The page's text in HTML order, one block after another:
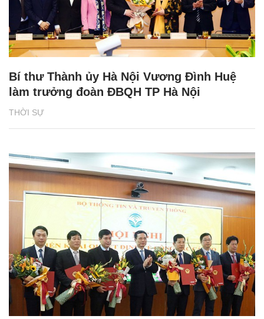
THỜI SỰ
Bí thư Thành ủy Hà Nội Vương Đình Huệ
làm trưởng đoàn ĐBQH TP Hà Nội